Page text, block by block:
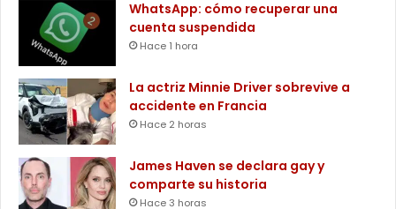
WhatsApp: cómo recuperar una
cuenta suspendida
Hace 1 hora
La actriz Minnie Driver sobrevive a
accidente en Francia
Hace 2 horas
James Haven se declara gay y
comparte su historia
Hace 3 horas